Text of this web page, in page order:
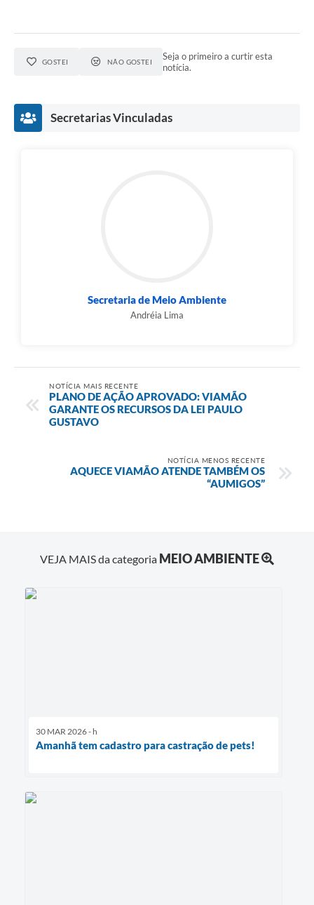
GOSTEI NÃO GOSTEI
Seja o primeiro a curtir esta
notícia.
Secretarias Vinculadas
Secretaria de Meio Ambiente
Andréia Lima
NOTÍCIA MAIS RECENTE
PLANO DE AÇÃO APROVADO: VIAMÃO
GARANTE OS RECURSOS DA LEI PAULO
GUSTAVO
NOTÍCIA MENOS RECENTE
AQUECE VIAMÃO ATENDE TAMBÉM OS
“AUMIGOS”
VEJA MAIS da categoria MEIO AMBIENTE
30 MAR 2026 - h
Amanhã tem cadastro para castração de pets!